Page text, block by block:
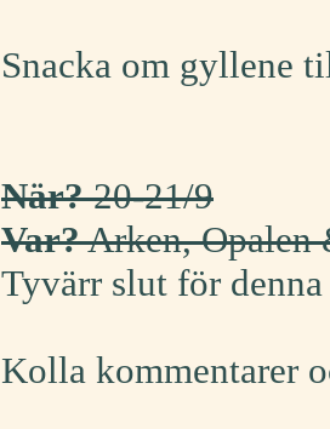
Snacka om gyllene
När?20-21/9
Var?Arken, Opalen
Tyvärr slut för
Kolla kommentarer